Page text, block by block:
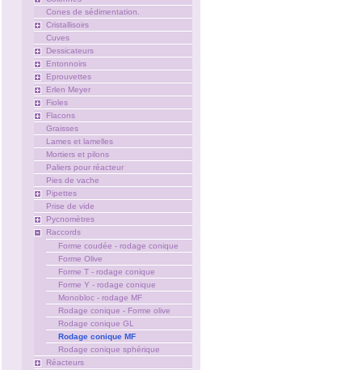
Cones de sédimentation.
Cristallisoirs
Cuves
Dessicateurs
Entonnoirs
Eprouvettes
Erlen Meyer
Fioles
Flacons
Graisses
Lames et lamelles
Mortiers et pilons
Paliers pour réacteur
Pies de vache
Pipettes
Prise de vide
Pycnomètres
Raccords
Forme coudée - rodage conique
Forme Olive
Forme T - rodage conique
Forme Y - rodage conique
Monobloc - rodage MF
Rodage conique - Forme olive
Rodage conique GL
Rodage conique MF
Rodage conique sphérique
Réacteurs